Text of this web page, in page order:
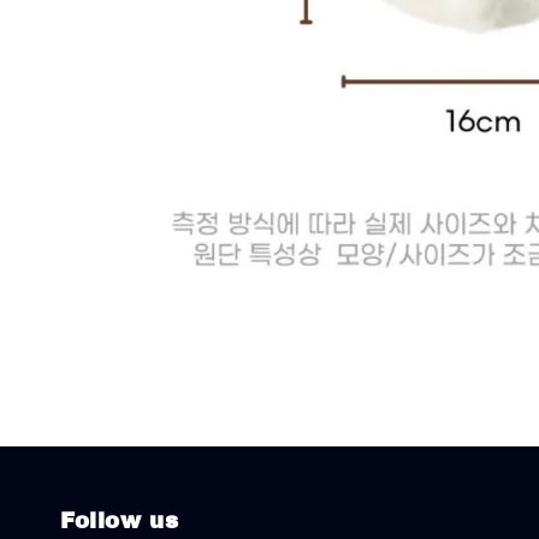
Follow us